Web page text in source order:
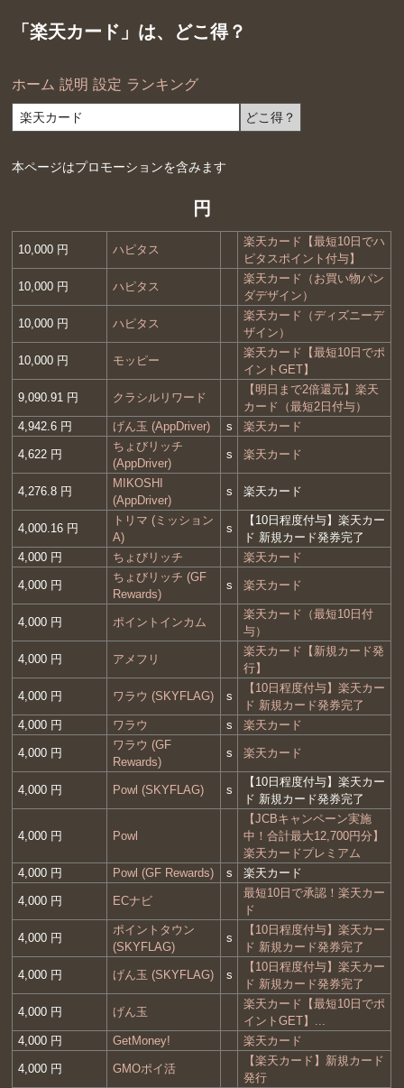
「楽天カード」は、どこ得？
ホーム 説明 設定 ランキング
本ページはプロモーションを含みます
円
10,000 円 ハピタス
楽天カード【最短10日でハ
ピタスポイント付与】
10,000 円 ハピタス
楽天カード（お買い物パン
ダデザイン）
10,000 円 ハピタス
楽天カード（ディズニーデ
ザイン）
10,000 円 モッピー
楽天カード【最短10日でポ
イントGET】
9,090.91 円 クラシルリワード
【明日まで2倍還元】楽天
カード（最短2日付与）
4,942.6 円
げん玉 (AppDriver) s 楽天カード
4,622 円
ちょびリッチ
(AppDriver)
s 楽天カード
4,276.8 円
MIKOSHI
(AppDriver)
s 楽天カード
4,000.16 円
トリマ (ミッション
A)
s
【10日程度付与】楽天カー
ド 新規カード発券完了
4,000 円
ちょびリッチ 楽天カード
4,000 円
ちょびリッチ (GF
Rewards)
s 楽天カード
4,000 円 ポイントインカム
楽天カード（最短10日付
与）
4,000 円 アメフリ
楽天カード【新規カード発
行】
4,000 円 ワラウ (SKYFLAG) s
【10日程度付与】楽天カー
ド 新規カード発券完了
4,000 円
ワラウ s 楽天カード
4,000 円
ワラウ (GF
Rewards)
s 楽天カード
4,000 円 Powl (SKYFLAG) s
【10日程度付与】楽天カー
ド 新規カード発券完了
4,000 円 Powl
【JCBキャンペーン実施
中！合計最大12,700円分】
楽天カードプレミアム
4,000 円
Powl (GF Rewards) s 楽天カード
4,000 円 ECナビ
最短10日で承認！楽天カー
ド
4,000 円
ポイントタウン
(SKYFLAG)
s
【10日程度付与】楽天カー
ド 新規カード発券完了
4,000 円 げん玉 (SKYFLAG) s
【10日程度付与】楽天カー
ド 新規カード発券完了
4,000 円 げん玉
楽天カード【最短10日でポ
イントGET】...
4,000 円
GetMoney! 楽天カード
4,000 円 GMOポイ活
【楽天カード】新規カード
発行